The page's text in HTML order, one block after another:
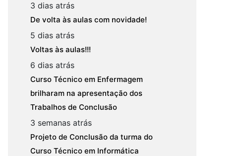
3 dias atrás
De volta às aulas com novidade!
5 dias atrás
Voltas às aulas!!!
6 dias atrás
Curso Técnico em Enfermagem
brilharam na apresentação dos
Trabalhos de Conclusão
3 semanas atrás
Projeto de Conclusão da turma do
Curso Técnico em Informática